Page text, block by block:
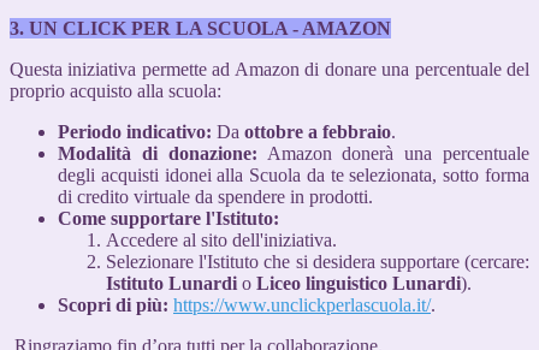
3. UN CLICK PER LA SCUOLA - AMAZON
Questa iniziativa permette ad Amazon di donare una percentuale del
proprio acquisto alla scuola:
Periodo indicativo: Da ottobre a febbraio.
Modalità di donazione: Amazon donerà una percentuale
degli acquisti idonei alla Scuola da te selezionata, sotto forma
di credito virtuale da spendere in prodotti.
Come supportare l'Istituto:
Accedere al sito dell'iniziativa.
Selezionare l'Istituto che si desidera supportare (cercare:
Istituto Lunardi o Liceo linguistico Lunardi).
Scopri di più: https://www.unclickperlascuola.it/.